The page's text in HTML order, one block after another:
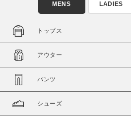
セール価格
在庫
在庫あり
MENS LADIES
トップス
アウター
パンツ
シューズ